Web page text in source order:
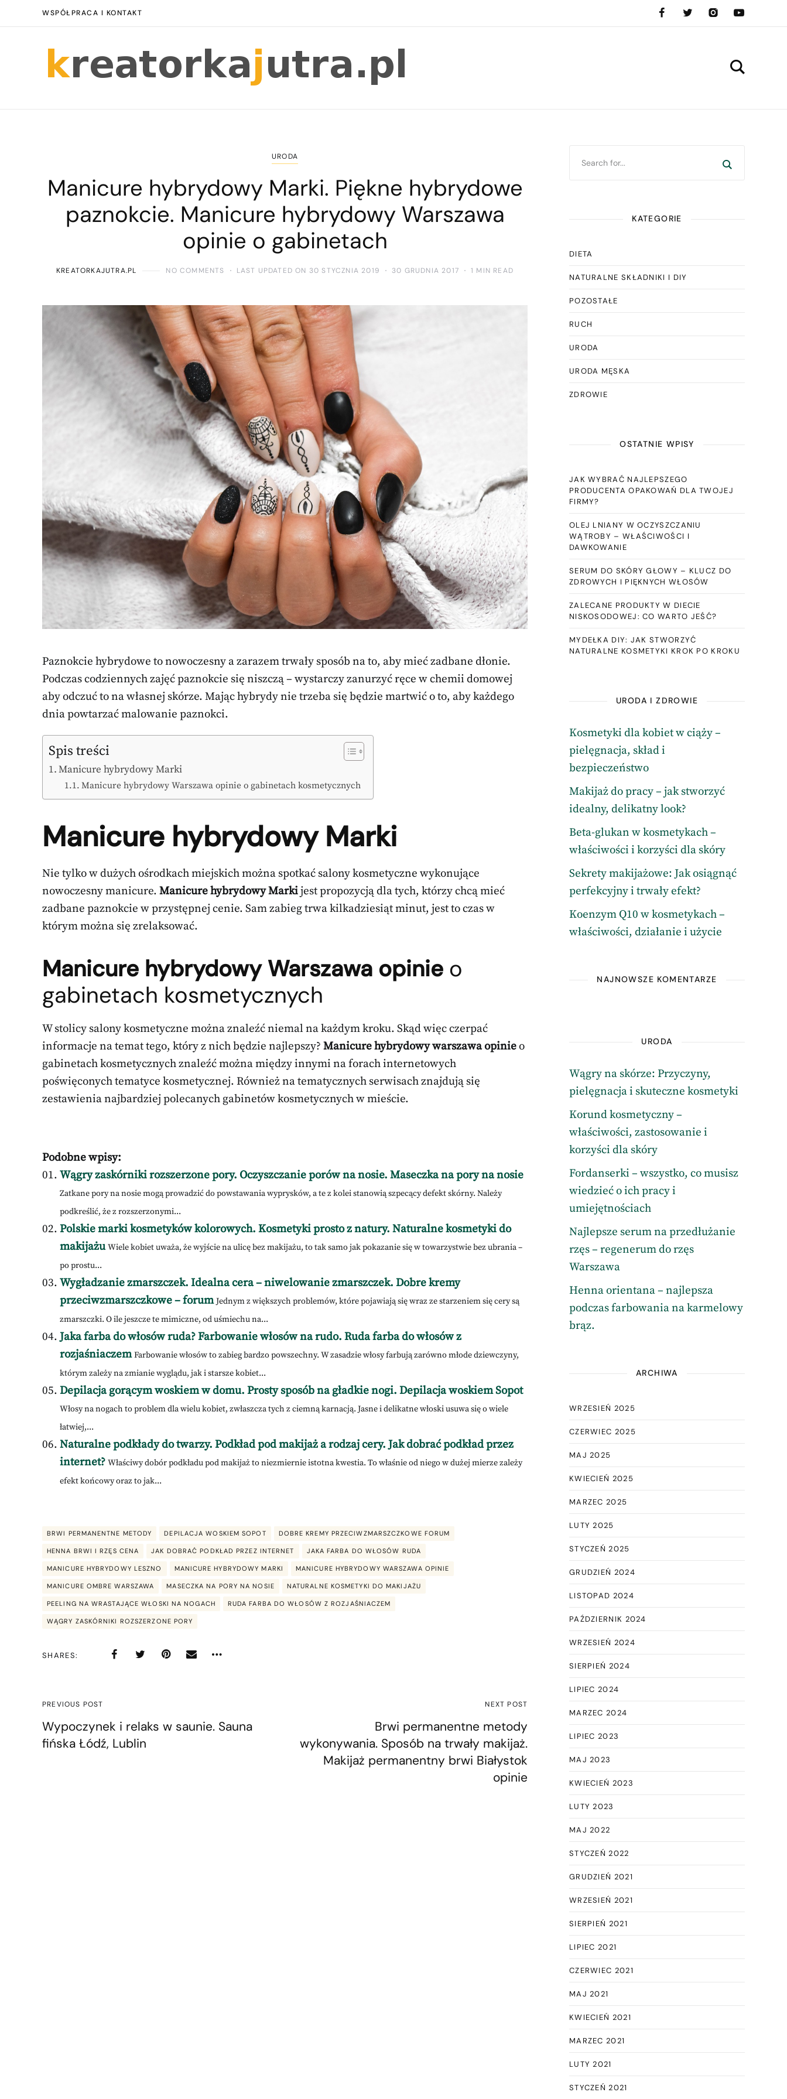
WSPÓŁPRACA I KONTAKT
URODA
Manicure hybrydowy Marki. Piękne hybrydowe
paznokcie. Manicure hybrydowy Warszawa
opinie o gabinetach
KREATORKAJUTRA.PL NO COMMENTS LAST UPDATED ON 30 STYCZNIA 2019 30 GRUDNIA 2017 1 MIN READ
Paznokcie hybrydowe to nowoczesny a zarazem trwały sposób na to, aby mieć zadbane dłonie.
Podczas codziennych zajęć paznokcie się niszczą – wystarczy zanurzyć ręce w chemii domowej
aby odczuć to na własnej skórze. Mając hybrydy nie trzeba się będzie martwić o to, aby każdego
dnia powtarzać malowanie paznokci.
Spis treści
Manicure hybrydowy Marki
Manicure hybrydowy Warszawa opinie o gabinetach kosmetycznych
Manicure hybrydowy Marki
Nie tylko w dużych ośrodkach miejskich można spotkać salony kosmetyczne wykonujące
nowoczesny manicure. Manicure hybrydowy Markijest propozycją dla tych, którzy chcą mieć
zadbane paznokcie w przystępnej cenie. Sam zabieg trwa kilkadziesiąt minut, jest to czas w
którym można się zrelaksować.
Manicure hybrydowy Warszawa opinie o
gabinetach kosmetycznych
W stolicy salony kosmetyczne można znaleźć niemal na każdym kroku. Skąd więc czerpać
informacje na temat tego, który z nich będzie najlepszy? Manicure hybrydowy warszawa opinieo
gabinetach kosmetycznych znaleźć można między innymi na forach internetowych
poświęconych tematyce kosmetycznej. Również na tematycznych serwisach znajdują się
zestawienia najbardziej polecanych gabinetów kosmetycznych w mieście.
Podobne wpisy:
Wągry zaskórniki rozszerzone pory. Oczyszczanie porów na nosie. Maseczka na pory na nosie
Zatkane pory na nosie mogą prowadzić do powstawania wyprysków, a te z kolei stanowią szpecący defekt skórny. Należy
podkreślić, że z rozszerzonymi...
Polskie marki kosmetyków kolorowych. Kosmetyki prosto z natury. Naturalne kosmetyki do
makijażu Wiele kobiet uważa, że wyjście na ulicę bez makijażu, to tak samo jak pokazanie się w towarzystwie bez ubrania –
po prostu...
Wygładzanie zmarszczek. Idealna cera – niwelowanie zmarszczek. Dobre kremy
przeciwzmarszczkowe – forum Jednym z większych problemów, które pojawiają się wraz ze starzeniem się cery są
zmarszczki. O ile jeszcze te mimiczne, od uśmiechu na...
Jaka farba do włosów ruda? Farbowanie włosów na rudo. Ruda farba do włosów z
rozjaśniaczem Farbowanie włosów to zabieg bardzo powszechny. W zasadzie włosy farbują zarówno młode dziewczyny,
którym zależy na zmianie wyglądu, jak i starsze kobiet...
Depilacja gorącym woskiem w domu. Prosty sposób na gładkie nogi. Depilacja woskiem Sopot
Włosy na nogach to problem dla wielu kobiet, zwłaszcza tych z ciemną karnacją. Jasne i delikatne włoski usuwa się o wiele
łatwiej,...
Naturalne podkłady do twarzy. Podkład pod makijaż a rodzaj cery. Jak dobrać podkład przez
internet? Właściwy dobór podkładu pod makijaż to niezmiernie istotna kwestia. To właśnie od niego w dużej mierze zależy
efekt końcowy oraz to jak...
BRWI PERMANENTNE METODY DEPILACJA WOSKIEM SOPOT DOBRE KREMY PRZECIWZMARSZCZKOWE FORUM
HENNA BRWI I RZĘS CENA JAK DOBRAĆ PODKŁAD PRZEZ INTERNET JAKA FARBA DO WŁOSÓW RUDA
MANICURE HYBRYDOWY LESZNO MANICURE HYBRYDOWY MARKI MANICURE HYBRYDOWY WARSZAWA OPINIE
MANICURE OMBRE WARSZAWA MASECZKA NA PORY NA NOSIE NATURALNE KOSMETYKI DO MAKIJAŻU
PEELING NA WRASTAJĄCE WŁOSKI NA NOGACH RUDA FARBA DO WŁOSÓW Z ROZJAŚNIACZEM
WĄGRY ZASKÓRNIKI ROZSZERZONE PORY
SHARES
PREVIOUS POST
Wypoczynek i relaks w saunie. Sauna
fińska Łódź, Lublin
NEXT POST
Brwi permanentne metody
wykonywania. Sposób na trwały makijaż.
Makijaż permanentny brwi Białystok
opinie
KATEGORIE
DIETA
NATURALNE SKŁADNIKI I DIY
POZOSTAŁE
RUCH
URODA
URODA MĘSKA
ZDROWIE
OSTATNIE WPISY
JAK WYBRAĆ NAJLEPSZEGO
PRODUCENTA OPAKOWAŃ DLA TWOJEJ
FIRMY?
OLEJ LNIANY W OCZYSZCZANIU
WĄTROBY – WŁAŚCIWOŚCI I
DAWKOWANIE
SERUM DO SKÓRY GŁOWY – KLUCZ DO
ZDROWYCH I PIĘKNYCH WŁOSÓW
ZALECANE PRODUKTY W DIECIE
NISKOSODOWEJ: CO WARTO JEŚĆ?
MYDEŁKA DIY: JAK STWORZYĆ
NATURALNE KOSMETYKI KROK PO KROKU
URODA I ZDROWIE
Kosmetyki dla kobiet w ciąży –
pielęgnacja, skład i
bezpieczeństwo
Makijaż do pracy – jak stworzyć
idealny, delikatny look?
Beta-glukan w kosmetykach –
właściwości i korzyści dla skóry
Sekrety makijażowe: Jak osiągnąć
perfekcyjny i trwały efekt?
Koenzym Q10 w kosmetykach –
właściwości, działanie i użycie
NAJNOWSZE KOMENTARZE
URODA
Wągry na skórze: Przyczyny,
pielęgnacja i skuteczne kosmetyki
Korund kosmetyczny –
właściwości, zastosowanie i
korzyści dla skóry
Fordanserki – wszystko, co musisz
wiedzieć o ich pracy i
umiejętnościach
Najlepsze serum na przedłużanie
rzęs – regenerum do rzęs
Warszawa
Henna orientana – najlepsza
podczas farbowania na karmelowy
brąz.
ARCHIWA
WRZESIEŃ 2025
CZERWIEC 2025
MAJ 2025
KWIECIEŃ 2025
MARZEC 2025
LUTY 2025
STYCZEŃ 2025
GRUDZIEŃ 2024
LISTOPAD 2024
PAŹDZIERNIK 2024
WRZESIEŃ 2024
SIERPIEŃ 2024
LIPIEC 2024
MARZEC 2024
LIPIEC 2023
MAJ 2023
KWIECIEŃ 2023
LUTY 2023
MAJ 2022
STYCZEŃ 2022
GRUDZIEŃ 2021
WRZESIEŃ 2021
SIERPIEŃ 2021
LIPIEC 2021
CZERWIEC 2021
MAJ 2021
KWIECIEŃ 2021
MARZEC 2021
LUTY 2021
STYCZEŃ 2021